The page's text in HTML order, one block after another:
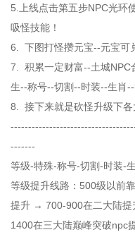
5.上线点击第五步NPC光环
吸怪技能！
6. 下图打怪攒元宝--元宝可
7. 积累一定财富--土城NPC
生--称号--切割--时装--生肖
8. 接下来就是砍怪升级下各
-------
等级-特殊-称号-切割-时装-
等级提升线路：500级以前
提升 → 700-900在二大陆
1400在三大陆巅峰突破npc